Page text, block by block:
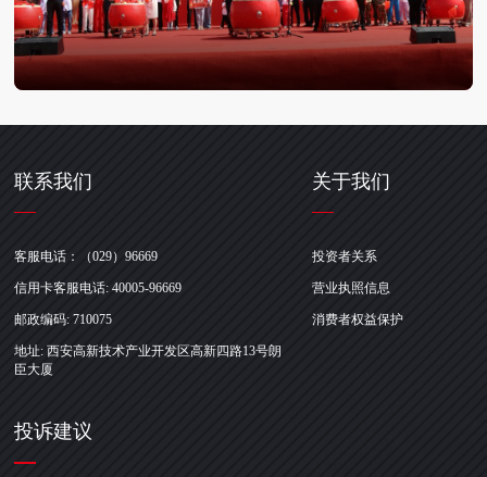
联系我们
客服电话：（029）96669
信用卡客服电话: 40005-96669
邮政编码: 710075
地址: 西安高新技术产业开发区高新四路13号朗
臣大厦
关于我们
投资者关系
营业执照信息
消费者权益保护
投诉建议